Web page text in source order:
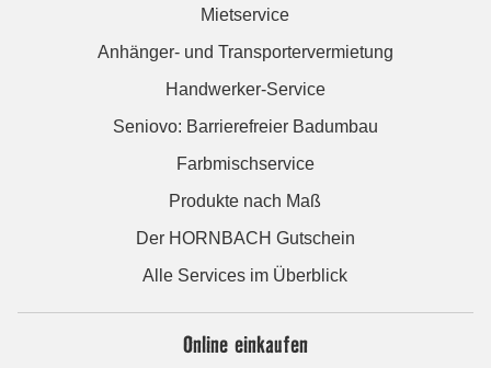
Mietservice
Anhänger- und Transportervermietung
Handwerker-Service
Seniovo: Barrierefreier Badumbau
Farbmischservice
Produkte nach Maß
Der HORNBACH Gutschein
Alle Services im Überblick
Online einkaufen